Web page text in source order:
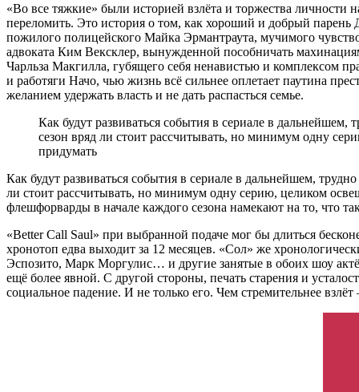
«Во все тяжкие» были историей взлёта и торжества личности
переломить. Это история о том, как хороший и добрый
пожилого полицейского Майка Эрмантраута, мучимого
адвоката Ким Вексклер, вынужденной пособничать
Чарльза Макгилла, губящего себя ненавистью и комплексом
и работяги Начо, чью жизнь всё сильнее оплетает паутина
желанием удержать власть и не дать распасться семье.
Как будут развиваться события в сериале в
сезон вряд ли стоит рассчитывать, но минимум одну
придумать
Как будут развиваться события в сериале в дальнейшем,
ли стоит рассчитывать, но минимум одну серию, целиком
флешфорварды в начале каждого сезона намекают на то, что
«Better Call Saul» при выбранной подаче мог бы длиться
хронотоп едва выходит за 12 месяцев. «Сол» же
Эспозито, Марк Моргулис… и другие занятые в обоих шоу
ещё более явной. С другой стороны, печать старения и
социальное падение. И не только его. Чем стремительнее взлёт